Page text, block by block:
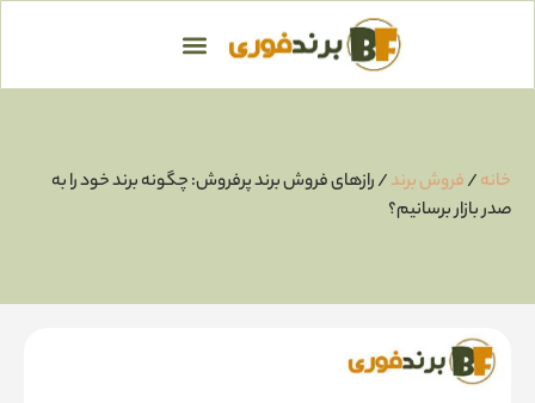
خانه/فروش برند/ رازهای فروش برند پرفروش: چگونه برند خود را به
صدر بازار برسانیم؟